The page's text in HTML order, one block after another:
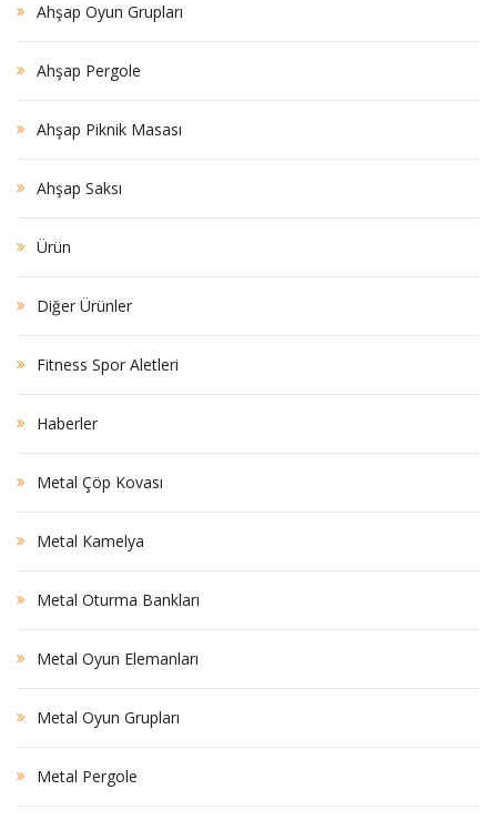
Ahşap Oyun Grupları
Ahşap Pergole
Ahşap Piknik Masası
Ahşap Saksı
Ürün
Diğer Ürünler
Fitness Spor Aletleri
Haberler
Metal Çöp Kovası
Metal Kamelya
Metal Oturma Bankları
Metal Oyun Elemanları
Metal Oyun Grupları
Metal Pergole